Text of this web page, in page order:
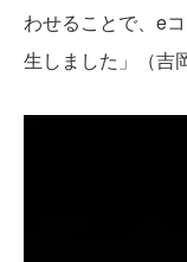
わせることで、e
生しました」（吉